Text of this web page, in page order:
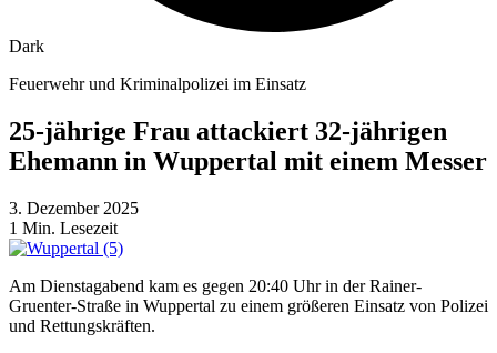
Dark
Feuerwehr und Kriminalpolizei im Einsatz
25-jährige Frau attackiert 32-jährigen
Ehemann in Wuppertal mit einem Messer
3. Dezember 2025
1 Min. Lesezeit
Am Dienstagabend kam es gegen 20:40 Uhr in der Rainer-
Gruenter-Straße in Wuppertal zu einem größeren Einsatz von Polizei
und Rettungskräften.